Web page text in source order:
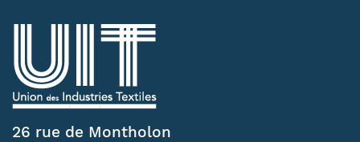
26 rue de Montholon